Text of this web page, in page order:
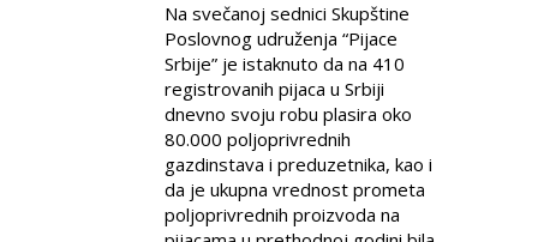
Na svečanoj sednici Skupštine
Poslovnog udruženja “Pijace
Srbije” je istaknuto da na 410
registrovanih pijaca u Srbiji
dnevno svoju robu plasira oko
80.000 poljoprivrednih
gazdinstava i preduzetnika, kao i
da je ukupna vrednost prometa
poljoprivrednih proizvoda na